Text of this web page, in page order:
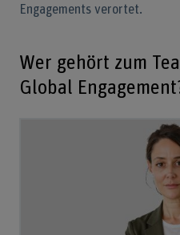
Engagements verortet.
Wer gehört zum
Global